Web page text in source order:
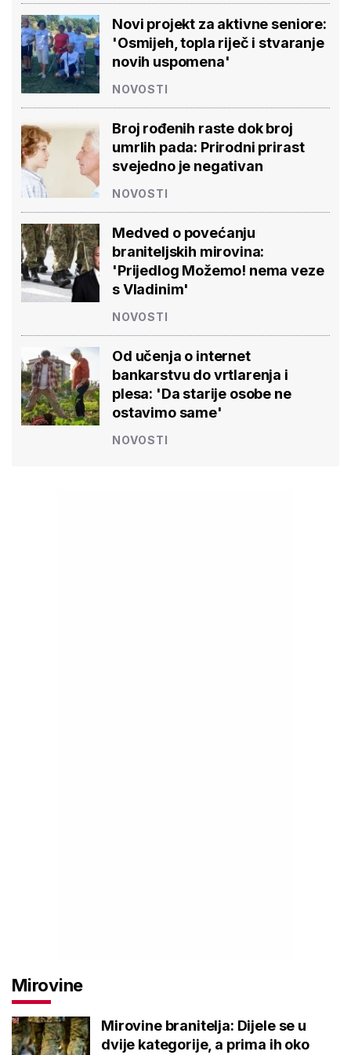
Novi projekt za aktivne seniore:
'Osmijeh, topla riječ i stvaranje
novih uspomena'
NOVOSTI
Broj rođenih raste dok broj
umrlih pada: Prirodni prirast
svejedno je negativan
NOVOSTI
Medved o povećanju
braniteljskih mirovina:
'Prijedlog Možemo! nema veze
s Vladinim'
NOVOSTI
Od učenja o internet
bankarstvu do vrtlarenja i
plesa: 'Da starije osobe ne
ostavimo same'
NOVOSTI
Mirovine
Mirovine branitelja: Dijele se u
dvije kategorije, a prima ih oko